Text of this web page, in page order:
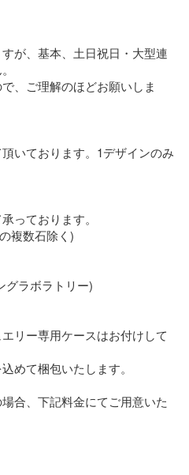
が、基本、土日祝日・大型連
、ご理解のほどお願いしま
いております。1デザインのみ
っております。
複数石除く)
グラボラトリー)
リー専用ケースはお付けして
めて梱包いたします。
合、下記料金にてご用意いた